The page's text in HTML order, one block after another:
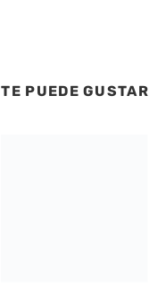
TE PUEDE GUSTAR